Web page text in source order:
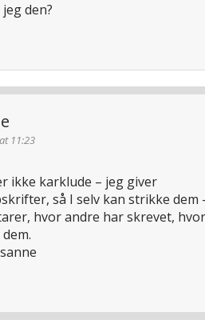
den?
11:23
ikke karklude – jeg giver
så I selv kan strikke dem
hvor andre har skrevet,